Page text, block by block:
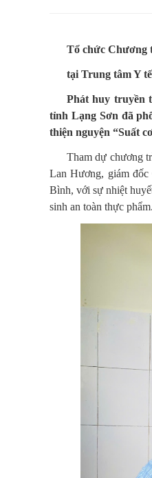
Tổ chức Chương
tại Trung tâm Y
Phát huy truyền
tỉnh Lạng Sơn đã
thiện nguyện “Suất
Tham dự chương
Lan Hương, giám
Bình, với sự nhiệt
sinh an toàn thực phẩm.